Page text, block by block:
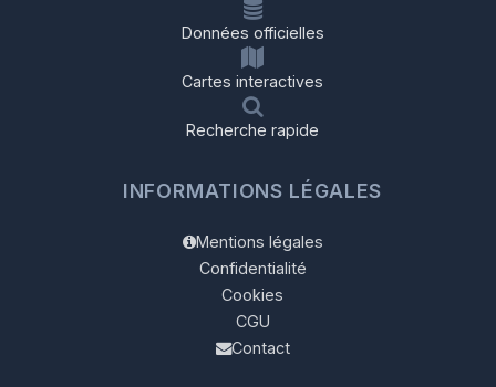
Données officielles
Cartes interactives
Recherche rapide
INFORMATIONS LÉGALES
Mentions légales
Confidentialité
Cookies
CGU
Contact